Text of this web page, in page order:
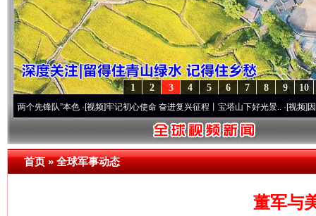
10
9
8
7
6
5
4
3
2
1
锋队”本色·[视频]牢记初心使命 奋进复兴征程丨宝塔山下好光景..·[视频]因党而生
首页»全球军事动态
董军与